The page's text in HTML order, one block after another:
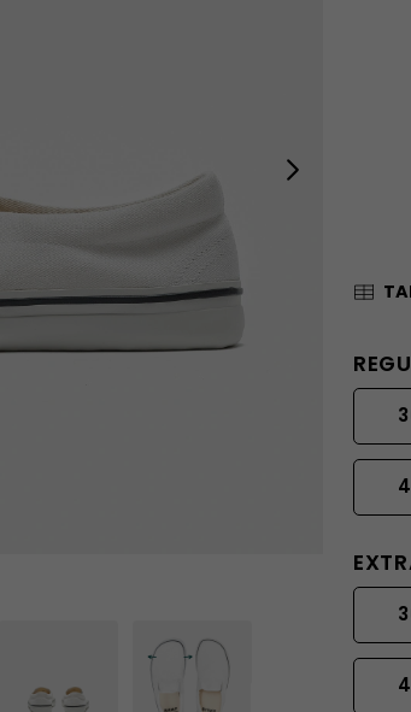
Next